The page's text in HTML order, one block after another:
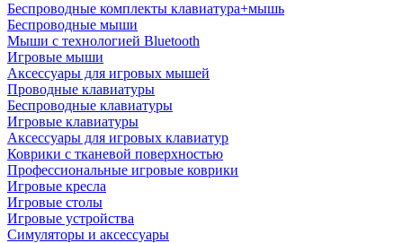
Беспроводные комплекты клавиатура+мышь
Беспроводные мыши
Мыши с технологией Bluetooth
Игровые мыши
Аксессуары для игровых мышей
Проводные клавиатуры
Беспроводные клавиатуры
Игровые клавиатуры
Аксессуары для игровых клавиатур
Коврики с тканевой поверхностью
Профессиональные игровые коврики
Игровые кресла
Игровые столы
Игровые устройства
Симуляторы и аксессуары